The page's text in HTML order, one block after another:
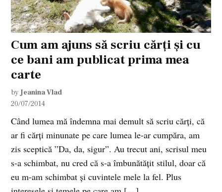
Cum am ajuns să scriu cărți și cu
ce bani am publicat prima mea
carte
by Jeanina Vlad
20/07/2014
Când lumea mă îndemna mai demult să scriu cărți, că
ar fi cărți minunate pe care lumea le-ar cumpăra, am
zis sceptică ”Da, da, sigur”. Au trecut ani, scrisul meu
s-a schimbat, nu cred că s-a îmbunătățit stilul, doar că
eu m-am schimbat și cuvintele mele la fel. Plus